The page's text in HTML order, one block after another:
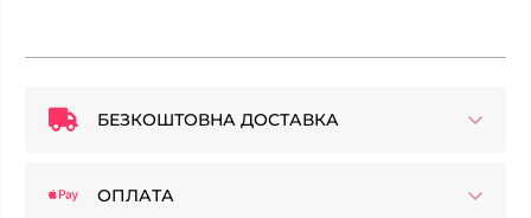
БЕЗКОШТОВНА ДОСТАВКА
ОПЛАТА